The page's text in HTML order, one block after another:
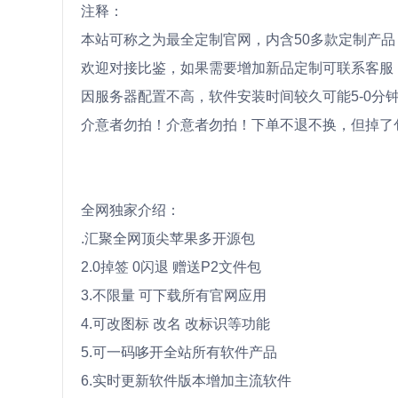
注释：
本站可称之为最全定制官网，内含50多款定制产品
欢迎对接比鉴，如果需要增加新品定制可联系客服
因服务器配置不高，软件安装时间较久可能5-0分钟
介意者勿拍！介意者勿拍！下单不退不换，但掉了
全网独家介绍：
.汇聚全网顶尖苹果多开源包
2.0掉签 0闪退 赠送P2文件包
3.不限量 可下载所有官网应用
4.可改图标 改名 改标识等功能
5.可一码哆开全站所有软件产品
6.实时更新软件版本增加主流软件